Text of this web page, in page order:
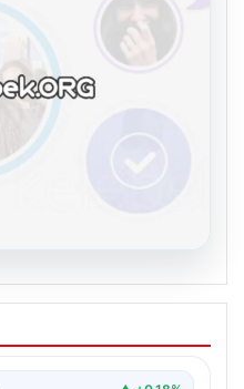
Sanal İletişimin
Deneyimi
Günümüzde